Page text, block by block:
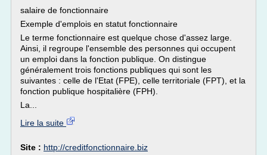
salaire de fonctionnaire
Exemple d'emplois en statut fonctionnaire
Le terme fonctionnaire est quelque chose d'assez large.
Ainsi, il regroupe l'ensemble des personnes qui occupent
un emploi dans la fonction publique. On distingue
généralement trois fonctions publiques qui sont les
suivantes : celle de l'Etat (FPE), celle territoriale (FPT), et la
fonction publique hospitalière (FPH).
La...
Lire la suite
Site : http://creditfonctionnaire.biz